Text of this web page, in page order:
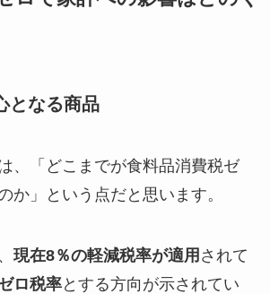
となる商品
、「どこまでが食料品消費税ゼ
か」という点だと思います。
現在8％の軽減税率が適用 されて
ロ税率とする方向が示されてい